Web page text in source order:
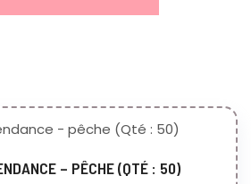
des options
– PÊCHE (QTÉ : 50)